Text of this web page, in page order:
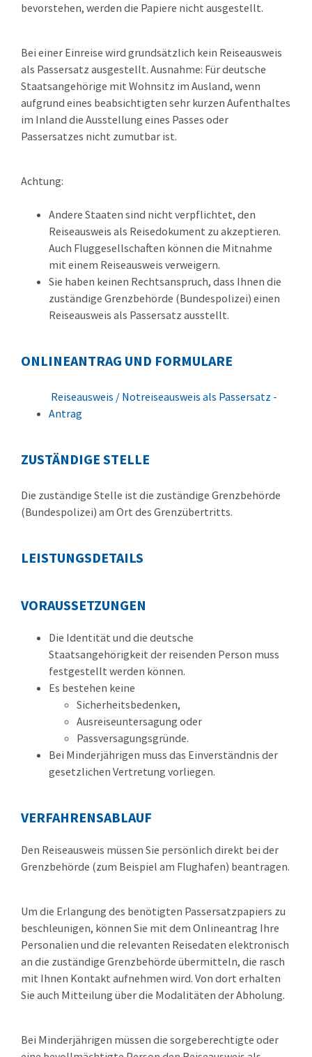
bevorstehen, werden die Papiere nicht ausgestellt.
Bei einer Einreise wird grundsätzlich kein Reiseausweis
als Passersatz ausgestellt. Ausnahme: Für deutsche
Staatsangehörige mit Wohnsitz im Ausland, wenn
aufgrund eines beabsichtigten sehr kurzen Aufenthaltes
im Inland die Ausstellung eines Passes oder
Passersatzes nicht zumutbar ist.
Achtung:
Andere Staaten sind nicht verpflichtet, den
Reiseausweis als Reisedokument zu akzeptieren.
Auch Fluggesellschaften können die Mitnahme
mit einem Reiseausweis verweigern.
Sie haben keinen Rechtsanspruch, dass Ihnen die
zuständige Grenzbehörde (Bundespolizei) einen
Reiseausweis als Passersatz ausstellt.
ONLINEANTRAG UND FORMULARE
Reiseausweis / Notreiseausweis als Passersatz -
Antrag
ZUSTÄNDIGE STELLE
Die zuständige Stelle ist die zuständige Grenzbehörde
(Bundespolizei) am Ort des Grenzübertritts.
LEISTUNGSDETAILS
VORAUSSETZUNGEN
Die Identität und die deutsche
Staatsangehörigkeit der reisenden Person muss
festgestellt werden können.
Es bestehen keine
Sicherheitsbedenken,
Ausreiseuntersagung oder
Passversagungsgründe.
Bei Minderjährigen muss das Einverständnis der
gesetzlichen Vertretung vorliegen.
VERFAHRENSABLAUF
Den Reiseausweis müssen Sie persönlich direkt bei der
Grenzbehörde (zum Beispiel am Flughafen) beantragen.
Um die Erlangung des benötigten Passersatzpapiers zu
beschleunigen, können Sie mit dem Onlineantrag Ihre
Personalien und die relevanten Reisedaten elektronisch
an die zuständige Grenzbehörde übermitteln, die rasch
mit Ihnen Kontakt aufnehmen wird. Von dort erhalten
Sie auch Mitteilung über die Modalitäten der Abholung.
Bei Minderjährigen müssen die sorgeberechtigte oder